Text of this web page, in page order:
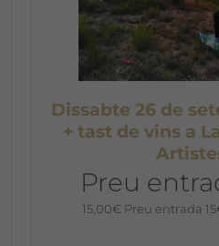
Dissabte 26 de
+ tast de vins a
Preu
15,00€ Preu entrada